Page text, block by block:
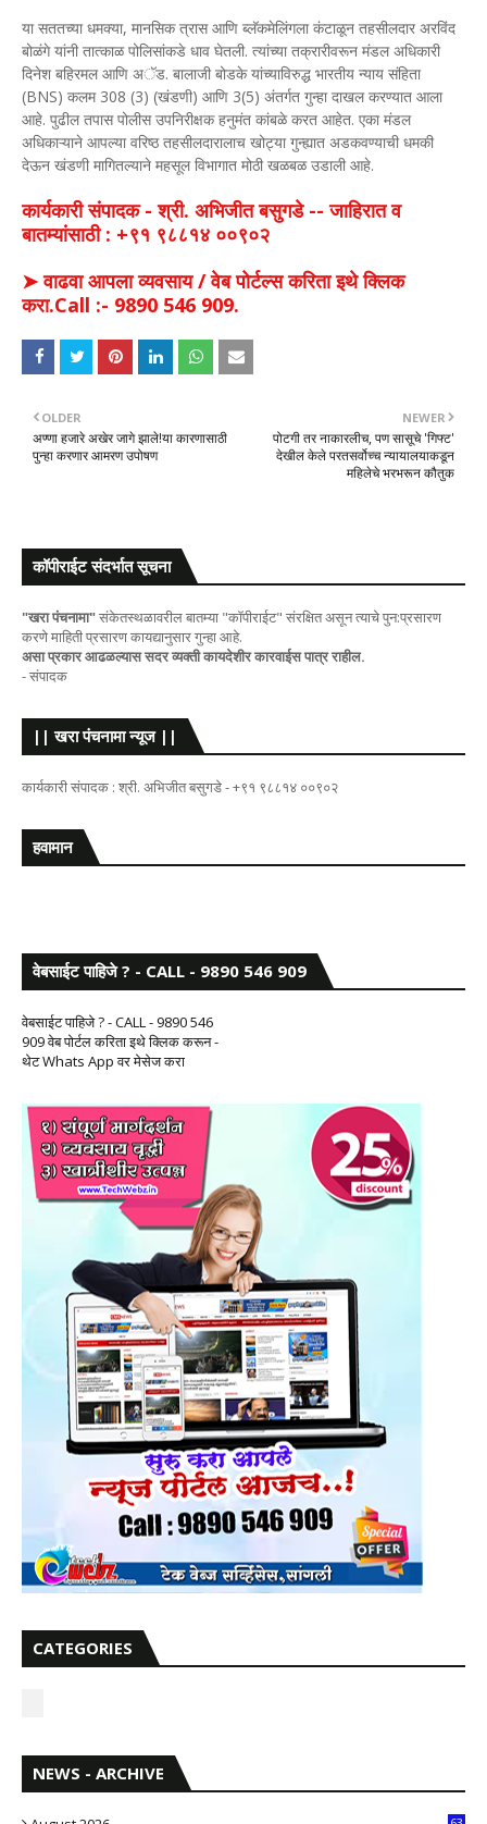
या सततच्या धमक्या, मानसिक त्रास आणि ब्लॅकमेलिंगला कंटाळून तहसीलदार अरविंद
बोळंगे यांनी तात्काळ पोलिसांकडे धाव घेतली. त्यांच्या तक्रारीवरून मंडल अधिकारी
दिनेश बहिरमल आणि अॅड. बालाजी बोडके यांच्याविरुद्ध भारतीय न्याय संहिता
(BNS) कलम 308 (3) (खंडणी) आणि 3(5) अंतर्गत गुन्हा दाखल करण्यात आला
आहे. पुढील तपास पोलीस उपनिरीक्षक हनुमंत कांबळे करत आहेत. एका मंडल
अधिकाऱ्याने आपल्या वरिष्ठ तहसीलदारालाच खोट्या गुन्ह्यात अडकवण्याची धमकी
देऊन खंडणी मागितल्याने महसूल विभागात मोठी खळबळ उडाली आहे.
कार्यकारी संपादक - श्री. अभिजीत बसुगडे -- जाहिरात व
बातम्यांसाठी : +९१ ९८८१४ ००९०२
➤ वाढवा आपला व्यवसाय / वेब पोर्टल्स करिता इथे क्लिक
करा.Call :- 9890 546 909.
NEWER
पोटगी तर नाकारलीच, पण सासूचे 'गिफ्ट'
देखील केले परतसर्वोच्च न्यायालयाकडून
महिलेचे भरभरून कौतुक
OLDER
अण्णा हजारे अखेर जागे झाले!या कारणासाठी
पुन्हा करणार आमरण उपोषण
कॉपीराईट संदर्भात सूचना
"खरा पंचनामा"संकेतस्थळावरील बातम्या "कॉपीराईट" संरक्षित असून त्याचे पुन:प्रसारण
करणे माहिती प्रसारण कायद्यानुसार गुन्हा आहे.
असा प्रकार आढळल्यास सदर व्यक्ती कायदेशीर कारवाईस पात्र राहील.
- संपादक
|| खरा पंचनामा न्यूज ||
कार्यकारी संपादक : श्री. अभिजीत बसुगडे - +९१ ९८८१४ ००९०२
हवामान
वेबसाईट पाहिजे ? - CALL - 9890 546 909
वेबसाईट पाहिजे ? - CALL - 9890 546
909 वेब पोर्टल करिता इथे क्लिक करून -
थेट Whats App वर मेसेज करा
CATEGORIES
NEWS - ARCHIVE